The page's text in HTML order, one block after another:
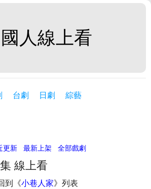
人線上看
台劇 日劇 綜藝
更新 最新上架 全部戲劇
線上看
到《小巷人家》列表